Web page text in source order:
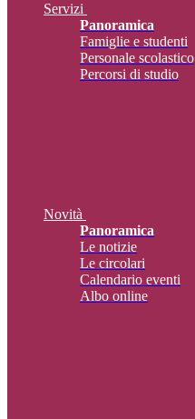
Servizi
Panoramica
Famiglie e studenti
Personale scolastico
Percorsi di studio
Novità
Panoramica
Le notizie
Le circolari
Calendario eventi
Albo online